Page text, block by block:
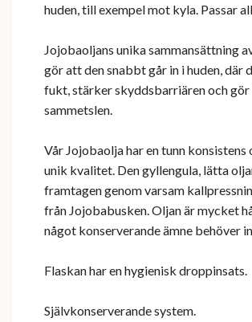
huden, till exempel mot kyla. Passar
Jojobaoljans unika sammansättning
gör att den snabbt går in i huden, där
fukt, stärker skyddsbarriären och gör
sammetslen.
Vår Jojobaolja har en tunn konsistens
unik kvalitet. Den gyllengula, lätta
framtagen genom varsam
från Jojobabusken. Oljan är mycket
något konserverande ämne behöver
Flaskan har en hygienisk droppinsats.
Självkonserverande system.